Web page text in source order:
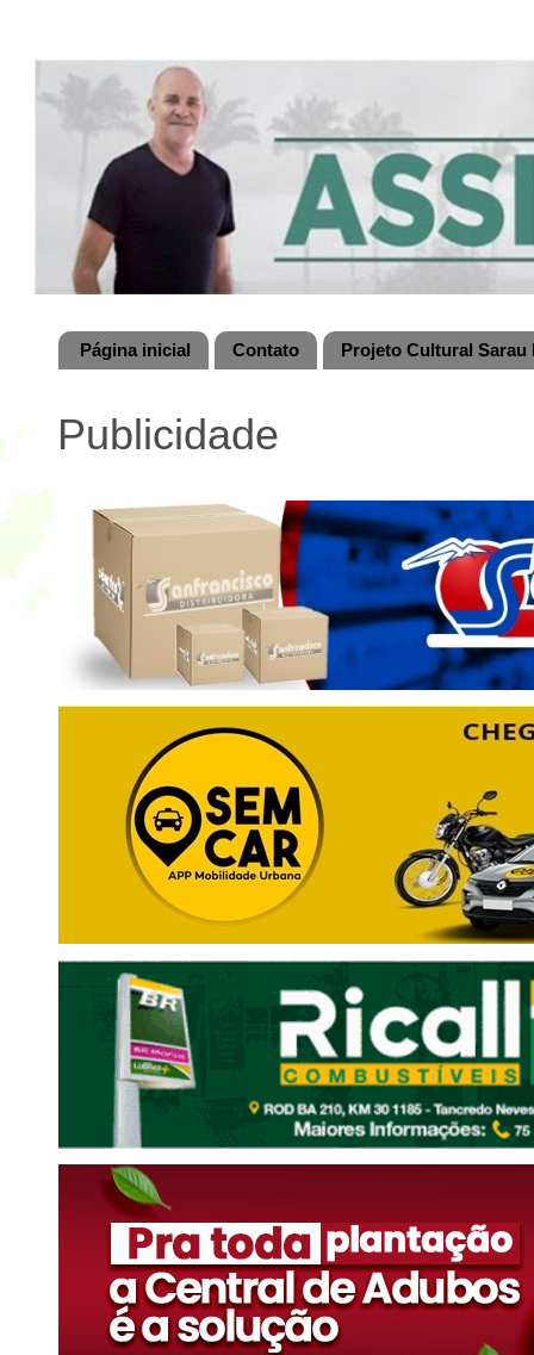
Página inicial Contato Projeto Cultural
Publicidade